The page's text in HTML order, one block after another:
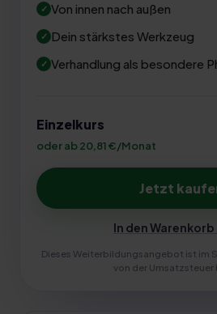
Von innen nach außen
Dein stärkstes Werkzeug
Verhandlung als besondere
Einzelkurs
oder ab 20,81 €/Monat
Jetzt
In den
Dieses Weiterbildungsangebot ist im
von der Umsatzsteuer